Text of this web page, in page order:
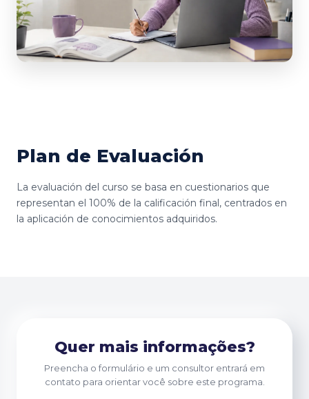
Plan de Evaluación
La evaluación del curso se basa en cuestionarios que
representan el 100% de la calificación final, centrados en
la aplicación de conocimientos adquiridos.
Quer mais informações?
Preencha o formulário e um consultor entrará em
contato para orientar você sobre este programa.